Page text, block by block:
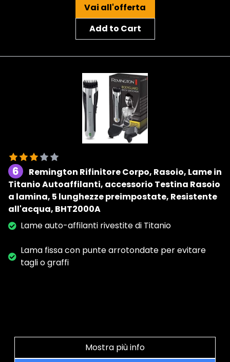
Vai all'offerta
Add to Cart
6
Remington Rifinitore Corpo, Rasoio, Lame in
Titanio Autoaffilanti, accessorio Testina Rasoio
a lamina, 5 lunghezze preimpostate, Resistente
all'acqua, BHT2000A
Lame auto-affilanti rivestite di Titanio
Lama fissa con punte arrotondate per evitare
tagli o graffi
Mostra più info